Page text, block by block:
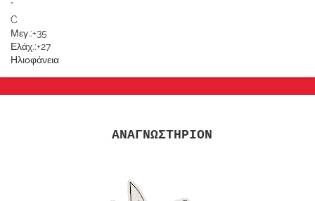
°
C
Μεγ.:+35
Ελάχ.:+27
Ηλιοφάνεια
ΑΝΑΓΝΩΣΤΗΡΙΟΝ